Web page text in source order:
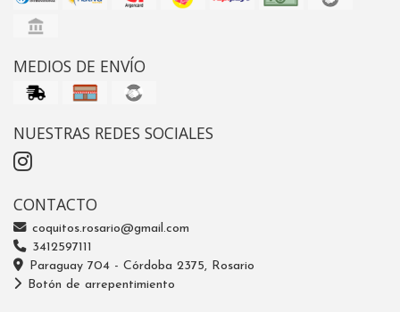
MEDIOS DE ENVÍO
NUESTRAS REDES SOCIALES
CONTACTO
coquitos.rosario@gmail.com
3412597111
Paraguay 704 - Córdoba 2375, Rosario
Botón de arrepentimiento